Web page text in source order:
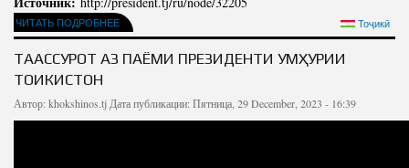
ЧИТАТЬ ПОДРОБНЕЕ Тоҷикӣ
ТААССУРОТ АЗ ПАЁМИ ПРЕЗИДЕНТИ ҶУМҲУРИИ
ТОҶИКИСТОН
Автор: khokshinos.tj Дата публикации: Пятница, 29 December, 2023 - 16:39